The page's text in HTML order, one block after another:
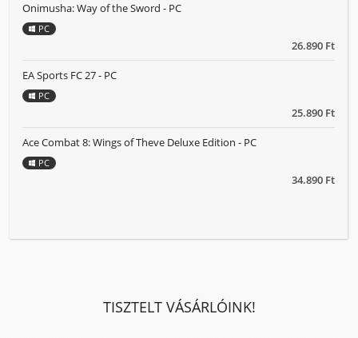
26.890 Ft
Onimusha: Way of the Sword - PC
PC
25.890 Ft
EA Sports FC 27 - PC
PC
34.890 Ft
Ace Combat 8: Wings of Theve Deluxe Edition - PC
PC
TISZTELT VÁSÁRLÓINK!